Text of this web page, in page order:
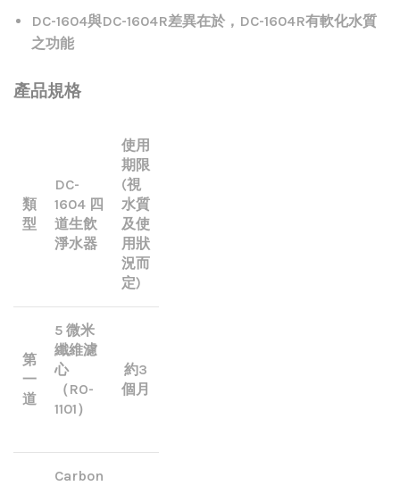
DC-1604與DC-1604R差異在於，DC-1604R有軟化水質
之功能
產品規格
類
型
DC-
1604 四
道生飲
淨水器
使用
期限
(視
水質
及使
用狀
況而
定)
第
一
道
5 微米
纖維濾
心
（RO-
1101）
約3
個月
Carbon